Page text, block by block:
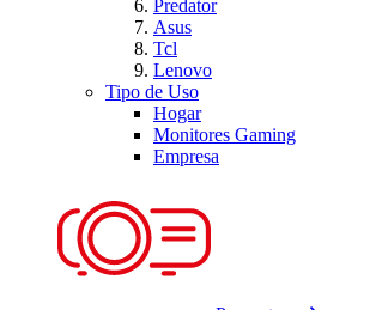
Predator
Asus
Tcl
Lenovo
Tipo de Uso
Hogar
Monitores Gaming
Empresa